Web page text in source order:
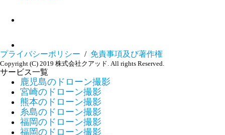
プライバシーポリシー / 免責事項及び著作権
Copyright (C) 2019 株式会社クアッド. All rights Reserved.
サービス一覧
鹿児島のドローン撮影
宮崎のドローン撮影
熊本のドローン撮影
糸島のドローン撮影
福岡のドローン撮影
福岡のドローン撮影